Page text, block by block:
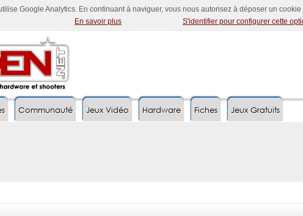
Google Analytics. En continuant à naviguer, vous nous autorisez à déposer un
En savoir plus
S'identifier pour configurer cette
Communauté Jeux Vidéo Hardware Fiches Jeux Gratuits